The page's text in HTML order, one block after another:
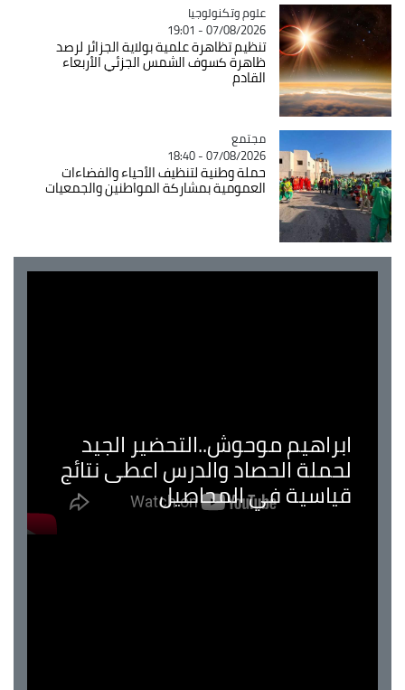
Catégorie
علوم وتكنولوجيا
07/08/2026 - 19:01
تنظيم تظاهرة علمية بولاية الجزائر لرصد
ظاهرة كسوف الشمس الجزئي الأربعاء
القادم
Catégorie
مجتمع
07/08/2026 - 18:40
حملة وطنية لتنظيف الأحياء والفضاءات
العمومية بمشاركة المواطنين والجمعيات
ابراهيم موحوش..التحضير الجيد
لحملة الحصاد والدرس اعطى نتائج
قياسية في المحاصيل